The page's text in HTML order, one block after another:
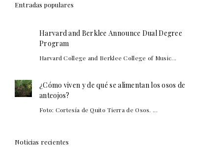
Entradas populares
Harvard and Berklee Announce Dual Degree
Program
Harvard College and Berklee College of Music...
¿Cómo viven y de qué se alimentan los osos de
anteojos?
Foto: Cortesía de Quito Tierra de Osos. ...
Noticias recientes